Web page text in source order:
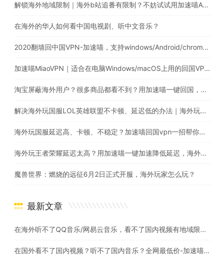
解锁海外地域限制｜海外b站追番有限制？不妨试试用加速喵App解锁
在海外的华人如何看中国电视剧、听中文音乐？
2020翻墙回中国VPN-加速喵，支持windows/Android/chrome/macos
加速喵MiaoVPN｜适合在电脑Windows/macOS上用的回国VPN，海外回国追剧听歌玩国服游戏
淘宝屏蔽海外用户？很多商品都看不到？用加速喵一键回国，解除淘宝地域限制问题
解决海外玩国服LOL英雄联盟不卡顿、延迟低的办法｜海外玩英雄联盟用什么加速器比较好?
海外玩国服延迟高、卡顿、不稳定？加速喵回国vpn一招帮你搞定
海外玩王者荣耀延迟太高？用加速喵一键加速降低延迟，海外也能畅玩国服游戏
魔兽世界：燃烧的远征6月2日正式开服，海外玩家怎么玩？
最新文章
在海外听不了QQ音乐/网易云音乐，看不了国内视频有地域限制怎么办？
在国外看不了国内视频？听不了国内音乐？全网最低价-加速喵 海外党翻墙回国首选